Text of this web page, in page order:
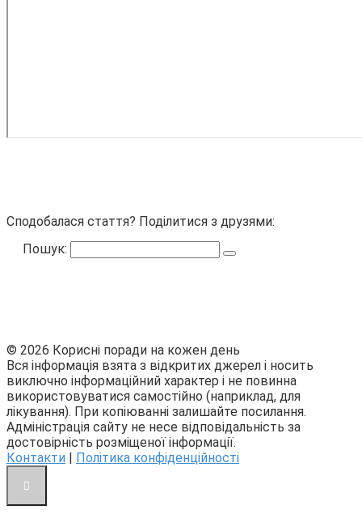
Сподобалася стаття? Поділитися з друзями:
Пошук:
© 2026 Корисні поради на кожен день
Вся інформація взята з відкритих джерел і носить
виключно інформаційний характер і не повинна
використовуватися самостійно (наприклад, для
лікування). При копіюванні залишайте посилання.
Адміністрація сайту не несе відповідальність за
достовірність розміщеної інформації.
Контакти | Політика конфіденційності